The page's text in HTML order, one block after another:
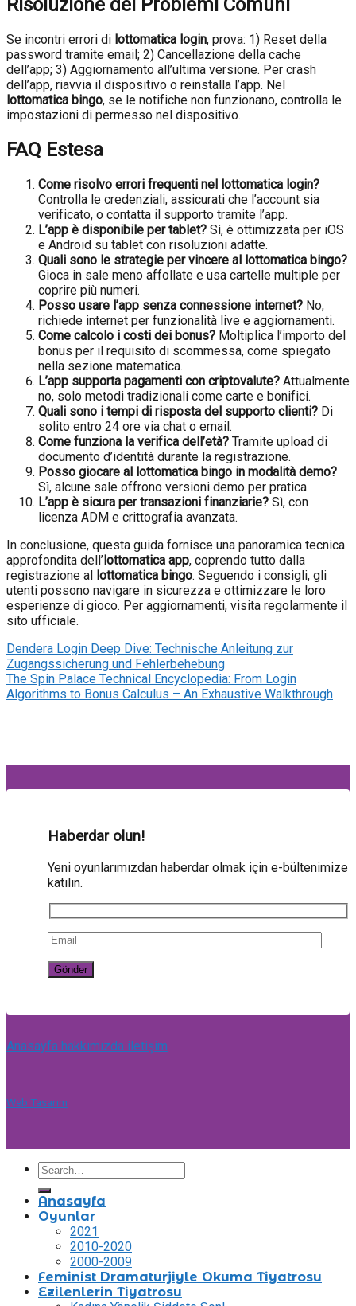
Risoluzione dei Problemi Comuni
Se incontri errori di lottomatica login, prova: 1) Reset della
password tramite email; 2) Cancellazione della cache
dell’app; 3) Aggiornamento all’ultima versione. Per crash
dell’app, riavvia il dispositivo o reinstalla l’app. Nel
lottomatica bingo, se le notifiche non funzionano, controlla le
impostazioni di permesso nel dispositivo.
FAQ Estesa
Come risolvo errori frequenti nel lottomatica login?
Controlla le credenziali, assicurati che l’account sia
verificato, o contatta il supporto tramite l’app.
L’app è disponibile per tablet? Sì, è ottimizzata per iOS
e Android su tablet con risoluzioni adatte.
Quali sono le strategie per vincere al lottomatica bingo?
Gioca in sale meno affollate e usa cartelle multiple per
coprire più numeri.
Posso usare l’app senza connessione internet? No,
richiede internet per funzionalità live e aggiornamenti.
Come calcolo i costi dei bonus? Moltiplica l’importo del
bonus per il requisito di scommessa, come spiegato
nella sezione matematica.
L’app supporta pagamenti con criptovalute? Attualmente
no, solo metodi tradizionali come carte e bonifici.
Quali sono i tempi di risposta del supporto clienti? Di
solito entro 24 ore via chat o email.
Come funziona la verifica dell’età? Tramite upload di
documento d’identità durante la registrazione.
Posso giocare al lottomatica bingo in modalità demo?
Sì, alcune sale offrono versioni demo per pratica.
L’app è sicura per transazioni finanziarie? Sì, con
licenza ADM e crittografia avanzata.
In conclusione, questa guida fornisce una panoramica tecnica
approfondita dell’lottomatica app, coprendo tutto dalla
registrazione al lottomatica bingo. Seguendo i consigli, gli
utenti possono navigare in sicurezza e ottimizzare le loro
esperienze di gioco. Per aggiornamenti, visita regolarmente il
sito ufficiale.
Dendera Login Deep Dive: Technische Anleitung zur
Zugangssicherung und Fehlerbehebung
The Spin Palace Technical Encyclopedia: From Login
Algorithms to Bonus Calculus – An Exhaustive Walkthrough
Haberdar olun!
Yeni oyunlarımızdan haberdar olmak için e-bültenimize
katılın.
Anasayfa hakkımızda iletişim
Web Tasarım
Anasayfa
Oyunlar
2021
2010-2020
2000-2009
Feminist Dramaturjiyle Okuma Tiyatrosu
Ezilenlerin Tiyatrosu